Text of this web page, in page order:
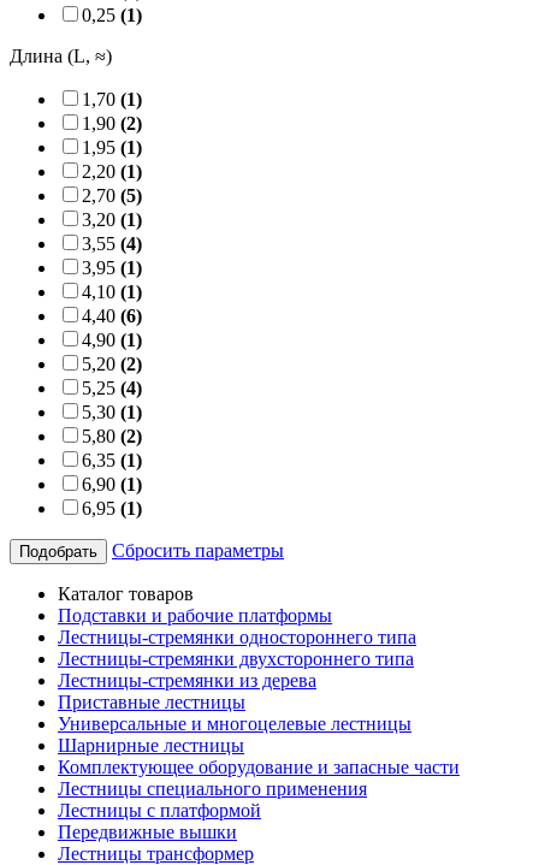
0,25 (1)
Длина (L, ≈)
1,70 (1)
1,90 (2)
1,95 (1)
2,20 (1)
2,70 (5)
3,20 (1)
3,55 (4)
3,95 (1)
4,10 (1)
4,40 (6)
4,90 (1)
5,20 (2)
5,25 (4)
5,30 (1)
5,80 (2)
6,35 (1)
6,90 (1)
6,95 (1)
Подобрать Сбросить параметры
Каталог товаров
Подставки и рабочие платформы
Лестницы-стремянки одностороннего типа
Лестницы-стремянки двухстороннего типа
Лестницы-стремянки из дерева
Приставные лестницы
Универсальные и многоцелевые лестницы
Шарнирные лестницы
Комплектующее оборудование и запасные части
Лестницы специального применения
Лестницы с платформой
Передвижные вышки
Лестницы трансформер